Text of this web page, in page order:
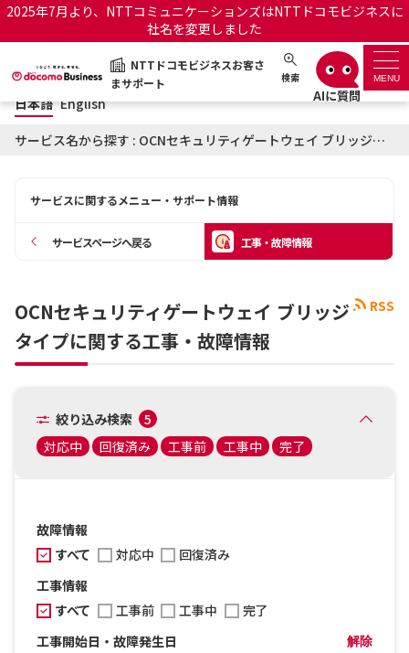
2025年7月より、NTTコミュニケーションズはNTTドコモビジネスに
社名を変更しました
NTTドコモビジネスお客さ
まサポート
検索 MENU
NTTドコモビジネスお客さまサポート 日本語 English
サポートトップ
OCNのお客さまはこちら
工事・故障情報通知サー
ビス
日本語 English
サービス名から探す : OCNセキュリティゲートウェイ ブリッジタイプに関する工事・故障情報
サービスに関するメニュー・サポート情報
サービスページへ戻る 工事・故障情報
RSS
OCNセキュリティゲートウェイ ブリッジ
タイプに関する工事・故障情報
絞り込み検索
5
対応中
回復済み 工事前 工事中 完了
故障情報
すべて
対応中
回復済み
工事情報
すべて
工事前 工事中
完了
工事開始日・故障発生日
解除